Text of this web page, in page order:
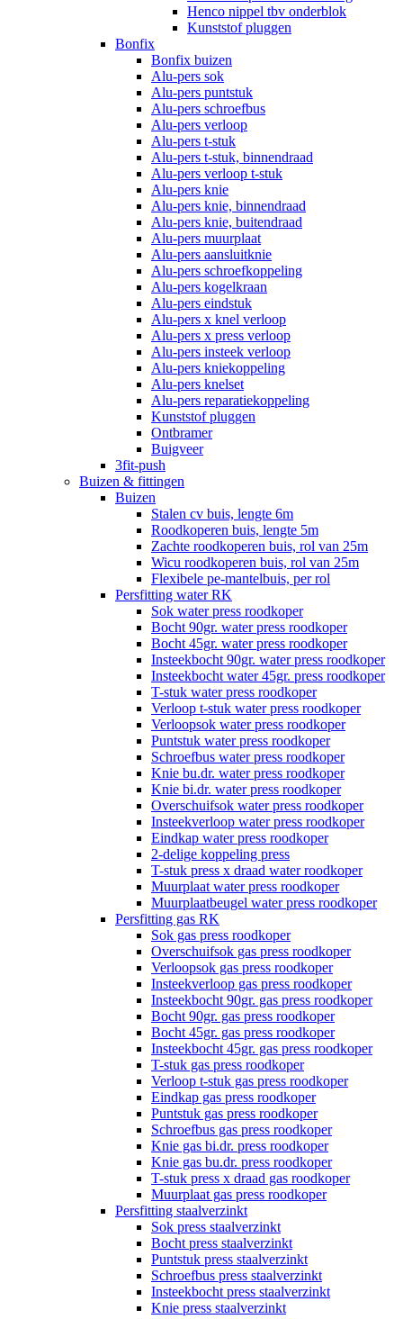
Henco nippel tbv onderblok
Kunststof pluggen
Bonfix
Bonfix buizen
Alu-pers sok
Alu-pers puntstuk
Alu-pers schroefbus
Alu-pers verloop
Alu-pers t-stuk
Alu-pers t-stuk, binnendraad
Alu-pers verloop t-stuk
Alu-pers knie
Alu-pers knie, binnendraad
Alu-pers knie, buitendraad
Alu-pers muurplaat
Alu-pers aansluitknie
Alu-pers schroefkoppeling
Alu-pers kogelkraan
Alu-pers eindstuk
Alu-pers x knel verloop
Alu-pers x press verloop
Alu-pers insteek verloop
Alu-pers kniekoppeling
Alu-pers knelset
Alu-pers reparatiekoppeling
Kunststof pluggen
Ontbramer
Buigveer
3fit-push
Buizen & fittingen
Buizen
Stalen cv buis, lengte 6m
Roodkoperen buis, lengte 5m
Zachte roodkoperen buis, rol van 25m
Wicu roodkoperen buis, rol van 25m
Flexibele pe-mantelbuis, per rol
Persfitting water RK
Sok water press roodkoper
Bocht 90gr. water press roodkoper
Bocht 45gr. water press roodkoper
Insteekbocht 90gr. water press roodkoper
Insteekbocht water 45gr. press roodkoper
T-stuk water press roodkoper
Verloop t-stuk water press roodkoper
Verloopsok water press roodkoper
Puntstuk water press roodkoper
Schroefbus water press roodkoper
Knie bu.dr. water press roodkoper
Knie bi.dr. water press roodkoper
Overschuifsok water press roodkoper
Insteekverloop water press roodkoper
Eindkap water press roodkoper
2-delige koppeling press
T-stuk press x draad water roodkoper
Muurplaat water press roodkoper
Muurplaatbeugel water press roodkoper
Persfitting gas RK
Sok gas press roodkoper
Overschuifsok gas press roodkoper
Verloopsok gas press roodkoper
Insteekverloop gas press roodkoper
Insteekbocht 90gr. gas press roodkoper
Bocht 90gr. gas press roodkoper
Bocht 45gr. gas press roodkoper
Insteekbocht 45gr. gas press roodkoper
T-stuk gas press roodkoper
Verloop t-stuk gas press roodkoper
Eindkap gas press roodkoper
Puntstuk gas press roodkoper
Schroefbus gas press roodkoper
Knie gas bi.dr. press roodkoper
Knie gas bu.dr. press roodkoper
T-stuk press x draad gas roodkoper
Muurplaat gas press roodkoper
Persfitting staalverzinkt
Sok press staalverzinkt
Bocht press staalverzinkt
Puntstuk press staalverzinkt
Schroefbus press staalverzinkt
Insteekbocht press staalverzinkt
Knie press staalverzinkt